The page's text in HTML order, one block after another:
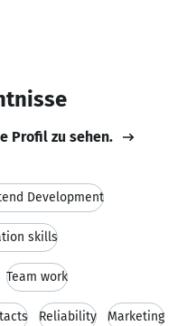
Profil zu sehen.
Development
skills
Team work
Reliability Marketing